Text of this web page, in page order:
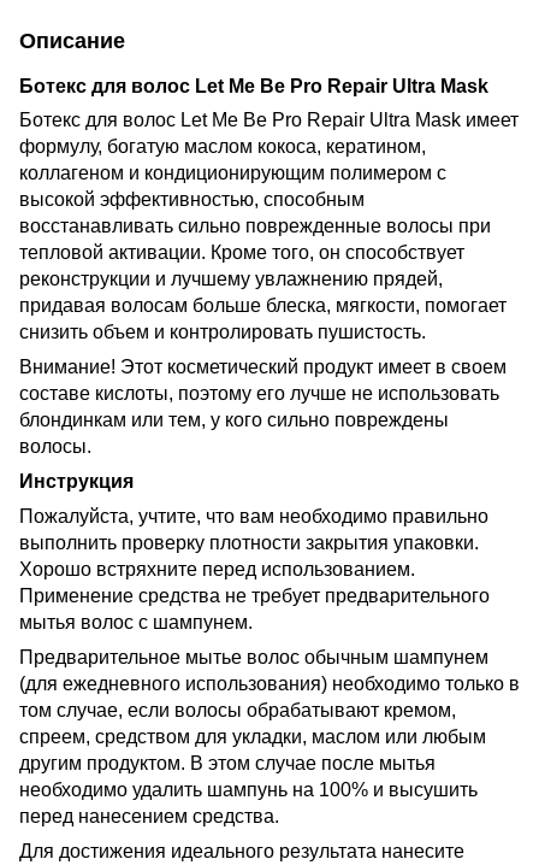
Описание
Ботекс для волос Let Me Be Pro Repair Ultra Mask
Ботекс для волос Let Me Be Pro Repair Ultra Mask имеет
формулу, богатую маслом кокоса, кератином,
коллагеном и кондиционирующим полимером с
высокой эффективностью, способным
восстанавливать сильно поврежденные волосы при
тепловой активации. Кроме того, он способствует
реконструкции и лучшему увлажнению прядей,
придавая волосам больше блеска, мягкости, помогает
снизить объем и контролировать пушистость.
Внимание! Этот косметический продукт имеет в своем
составе кислоты, поэтому его лучше не использовать
блондинкам или тем, у кого сильно повреждены
волосы.
Инструкция
Пожалуйста, учтите, что вам необходимо правильно
выполнить проверку плотности закрытия упаковки.
Хорошо встряхните перед использованием.
Применение средства не требует предварительного
мытья волос с шампунем.
Предварительное мытье волос обычным шампунем
(для ежедневного использования) необходимо только в
том случае, если волосы обрабатывают кремом,
спреем, средством для укладки, маслом или любым
другим продуктом. В этом случае после мытья
необходимо удалить шампунь на 100% и высушить
перед нанесением средства.
Для достижения идеального результата нанесите